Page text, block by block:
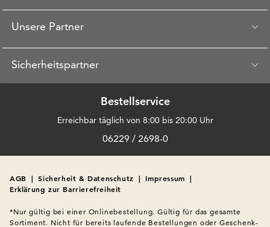
Unsere Partner
Sicherheitspartner
Bestellservice
Erreichbar täglich von 8:00 bis 20:00 Uhr
06229 / 2698-0
AGB | Sicherheit & Datenschutz | Impressum |
Erklärung zur Barrierefreiheit
*Nur gültig bei einer Onlinebestellung. Gültig für das gesamte
Sortiment. Nicht für bereits laufende Bestellungen oder Geschenk-